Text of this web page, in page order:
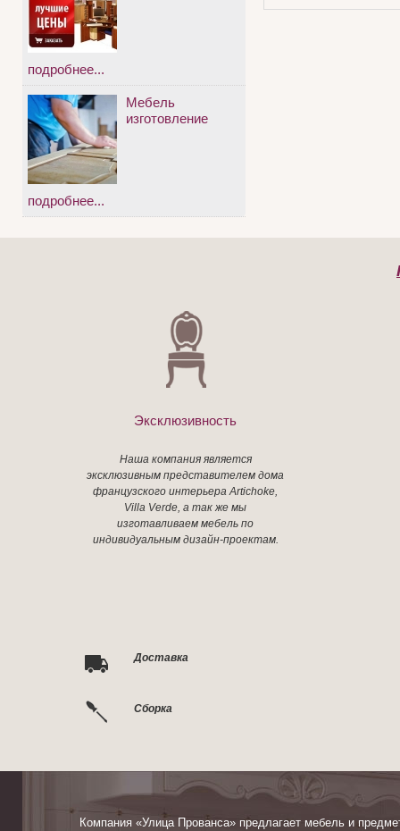
подробнее...
Мебель
изготовление
подробнее...
Эксклюзивность
Наша компания является
эксклюзивным представителем дома
французского интерьера Artichoke,
Villa Verde, а так же мы
изготавливаем мебель по
индивидуальным дизайн-проектам.
Доставка
Сборка
Компания «Улица Прованса» предлагает мебель и